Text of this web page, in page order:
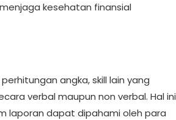
kesehatan finansial
angka, skill lain yang
verbal maupun non verbal. Hal ini
laporan dapat dipahami oleh para